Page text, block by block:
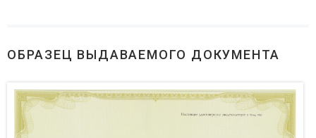
ОБРАЗЕЦ ВЫДАВАЕМОГО ДОКУМЕНТА